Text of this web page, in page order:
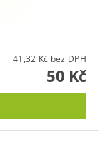
41,32 Kč bez DPH
50 Kč